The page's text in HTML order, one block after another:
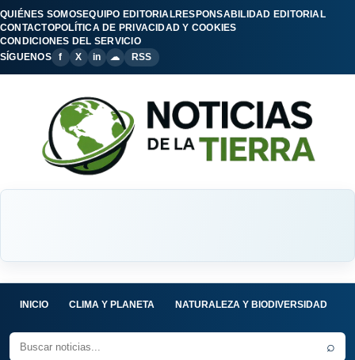
QUIÉNES SOMOSEQUIPO EDITORIALRESPONSABILIDAD EDITORIAL
CONTACTOPOLÍTICA DE PRIVACIDAD Y COOKIES
CONDICIONES DEL SERVICIO
SÍGUENOS
f X in ☁ RSS
INICIO CLIMA Y PLANETA NATURALEZA Y BIODIVERSIDAD
⌕